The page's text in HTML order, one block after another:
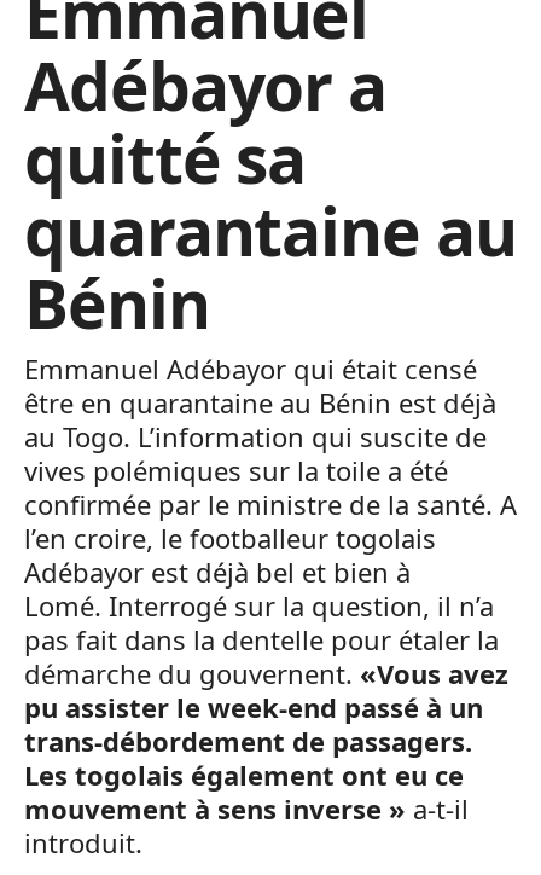
Adébayor a
quitté sa
quarantaine au
Bénin
Emmanuel Adébayor qui était censé
être en quarantaine au Bénin est déjà
au Togo. L’information qui suscite de
vives polémiques sur la toile a été
confirmée par le ministre de la santé. A
l’en croire, le footballeur togolais
Adébayor est déjà bel et bien à
Lomé. Interrogé sur la question, il n’a
pas fait dans la dentelle pour étaler la
démarche du gouvernent. «Vous avez
pu assister le week-end passé à un
trans-débordement de passagers.
Les togolais également ont eu ce
mouvement à sens inverse » a-t-il
introduit.